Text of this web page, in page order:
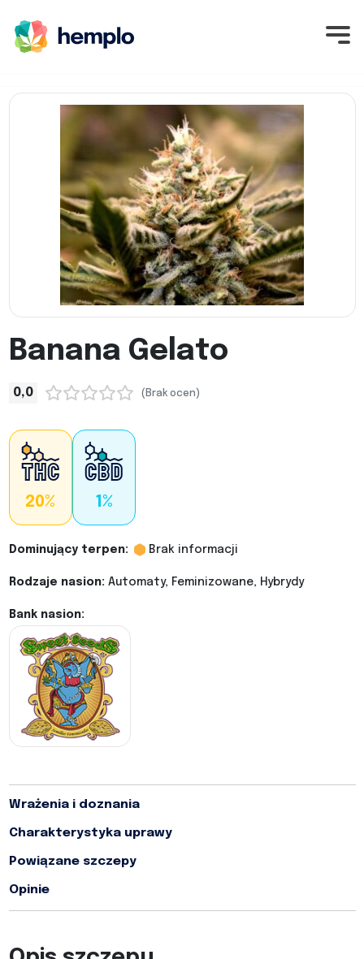
Banana Gelato
0,0 (Brak ocen)
20% 1%
Dominujący terpen: Brak informacji
Rodzaje nasion: Automaty, Feminizowane, Hybrydy
Bank nasion:
Wrażenia i doznania
Charakterystyka uprawy
Powiązane szczepy
Opinie